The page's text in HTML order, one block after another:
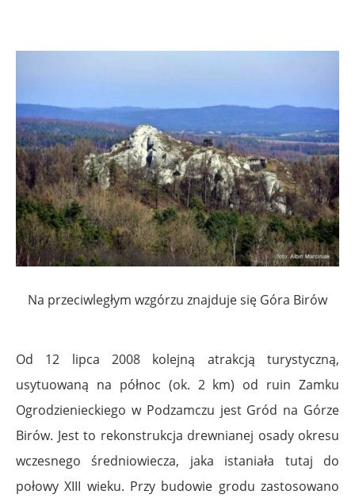
Na przeciwległym wzgórzu znajduje się Góra Birów
Od 12 lipca 2008 kolejną atrakcją turystyczną,
usytuowaną na północ (ok. 2 km) od ruin Zamku
Ogrodzienieckiego w Podzamczu jest Gród na Górze
Birów. Jest to rekonstrukcja drewnianej osady okresu
wczesnego średniowiecza, jaka istaniała tutaj do
połowy XIII wieku. Przy budowie grodu zastosowano